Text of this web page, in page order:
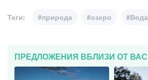
Теги: #природа #озеро #Вода
ПРЕДЛОЖЕНИЯ ВБЛИЗИ ОТ ВАС